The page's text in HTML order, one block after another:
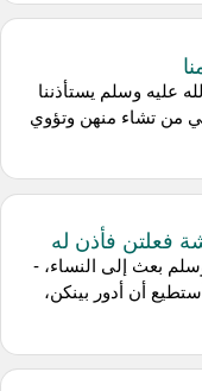
عليه وسلم يستأذننا
من تشاء منهن وتؤوي
فعلتن فأذن له
بعث إلى النساء، -
أن أدور بينكن،